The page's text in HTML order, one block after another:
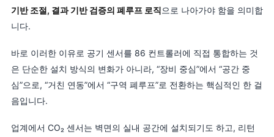
기반 조절, 결과 기반 검증의 폐루프 로직으로 나아가야 함을 의미합
니다.
바로 이러한 이유로 공기 센서를 86 컨트롤러에 직접 통합하는 것
은 단순한 설치 방식의 변화가 아니라, “장비 중심”에서 “공간 중
심”으로, “거친 연동”에서 “구역 폐루프”로 전환하는 핵심적인 한 걸
음입니다.
업계에서 CO₂ 센서는 벽면의 실내 공간에 설치되기도 하고, 리턴